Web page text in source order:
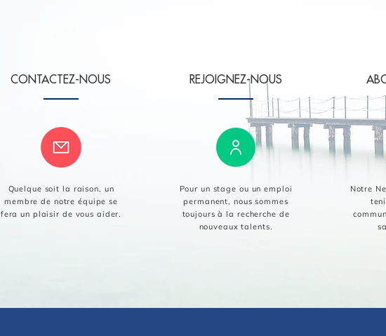
CONTACTEZ-NOUS
Quelque soit la raison, un
membre de notre équipe se
fera un plaisir de vous aider.
REJOIGNEZ-NOUS
Pour un stage ou un emploi
permanent, nous sommes
toujours à la recherche de
nouveaux talents.
Notre